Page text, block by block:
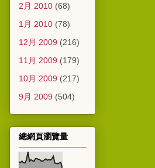
2月 2010 (68)
1月 2010 (78)
12月 2009 (216)
11月 2009 (179)
10月 2009 (217)
9月 2009 (504)
總網頁瀏覽量